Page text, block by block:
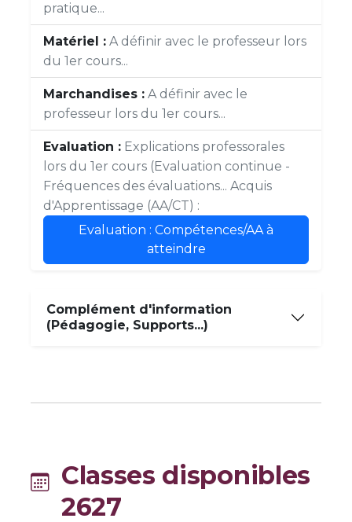
pratique...
Matériel : A définir avec le professeur lors
du 1er cours...
Marchandises : A définir avec le
professeur lors du 1er cours...
Evaluation : Explications professorales
lors du 1er cours (Evaluation continue -
Fréquences des évaluations... Acquis
d'Apprentissage (AA/CT) :
Evaluation : Compétences/AA à
atteindre
Complément d'information
(Pédagogie, Supports...)
Classes disponibles
2627